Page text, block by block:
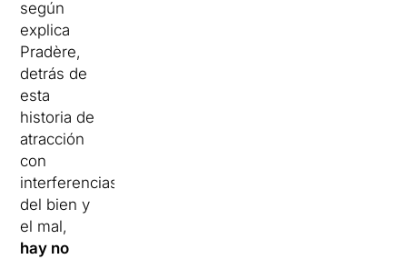
según
explica
Pradère,
detrás de
esta
historia de
atracción
con
interferencias
del bien y
el mal,
hay no